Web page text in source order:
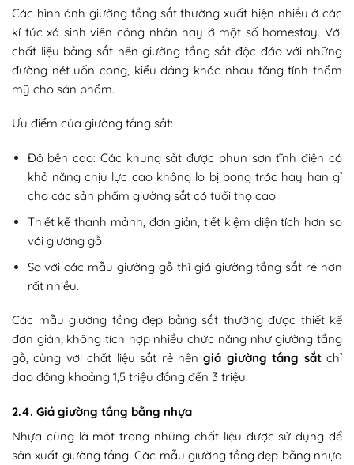
Các hình ảnh giường tầng sắt thường xuất hiện nhiều ở các
kí túc xá sinh viên công nhân hay ở một số homestay. Với
chất liệu bằng sắt nên giường tầng sắt độc đáo với những
đường nét uốn cong, kiểu dáng khác nhau tăng tính thẩm
mỹ cho sản phẩm.
Ưu điểm của giường tầng sắt:
Độ bền cao: Các khung sắt được phun sơn tĩnh điện có
khả năng chịu lực cao không lo bị bong tróc hay han gỉ
cho các sản phẩm giường sắt có tuổi thọ cao
Thiết kế thanh mảnh, đơn giản, tiết kiệm diện tích hơn so
với giường gỗ
So với các mẫu giường gỗ thì giá giường tầng sắt rẻ hơn
rất nhiều.
Các mẫu giường tầng đẹp bằng sắt thường được thiết kế
đơn giản, không tích hợp nhiều chức năng như giường tầng
gỗ, cùng với chất liệu sắt rẻ nêngiá giường tầng sắtchỉ
dao động khoảng 1,5 triệu đồng đến 3 triệu.
2.4. Giá giường tầng bằng nhựa
Nhựa cũng là một trong những chất liệu được sử dụng để
sản xuất giường tầng. Các mẫu giường tầng đẹp bằng nhựa